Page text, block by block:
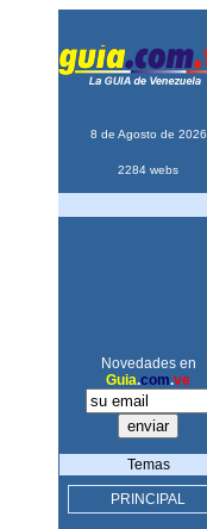
8 de Agosto de 2026
2284 webs
Novedades en
Guia.com.ve
Temas
PRINCIPAL